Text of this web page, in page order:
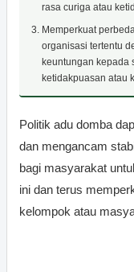
rasa curiga atau
Memperkuat
organisasi tertentu
keuntungan kepada
ketidakpuasan atau
Politik adu domba
dan mengancam
bagi masyarakat
ini dan terus
kelompok atau